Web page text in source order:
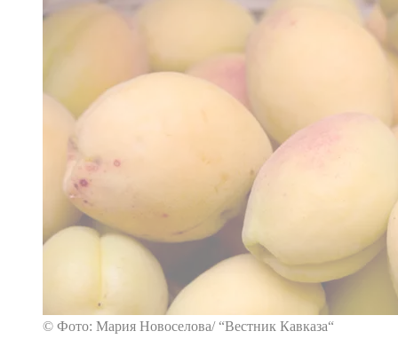
© Фото: Мария Новоселова/ “Вестник Кавказа“